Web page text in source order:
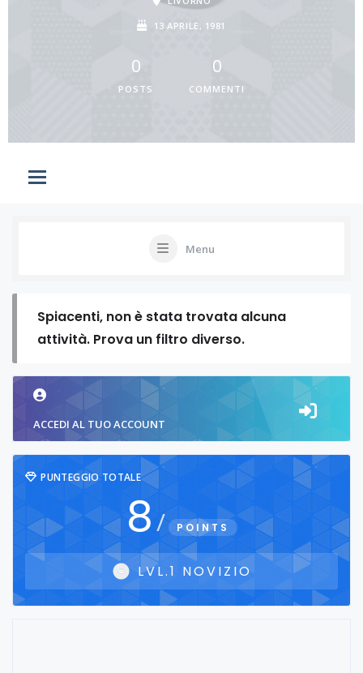
13 APRILE, 1981
0
POSTS
0
COMMENTI
Menu
Spiacenti, non è stata trovata alcuna
attività. Prova un filtro diverso.
ACCEDI AL TUO ACCOUNT
PUNTEGGIO TOTALE
8/ POINTS
LVL.1 NOVIZIO